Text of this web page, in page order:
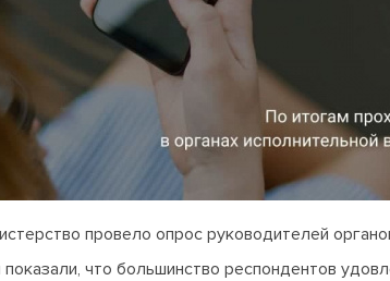
провело опрос руководителей
показали, что большинство респондентов